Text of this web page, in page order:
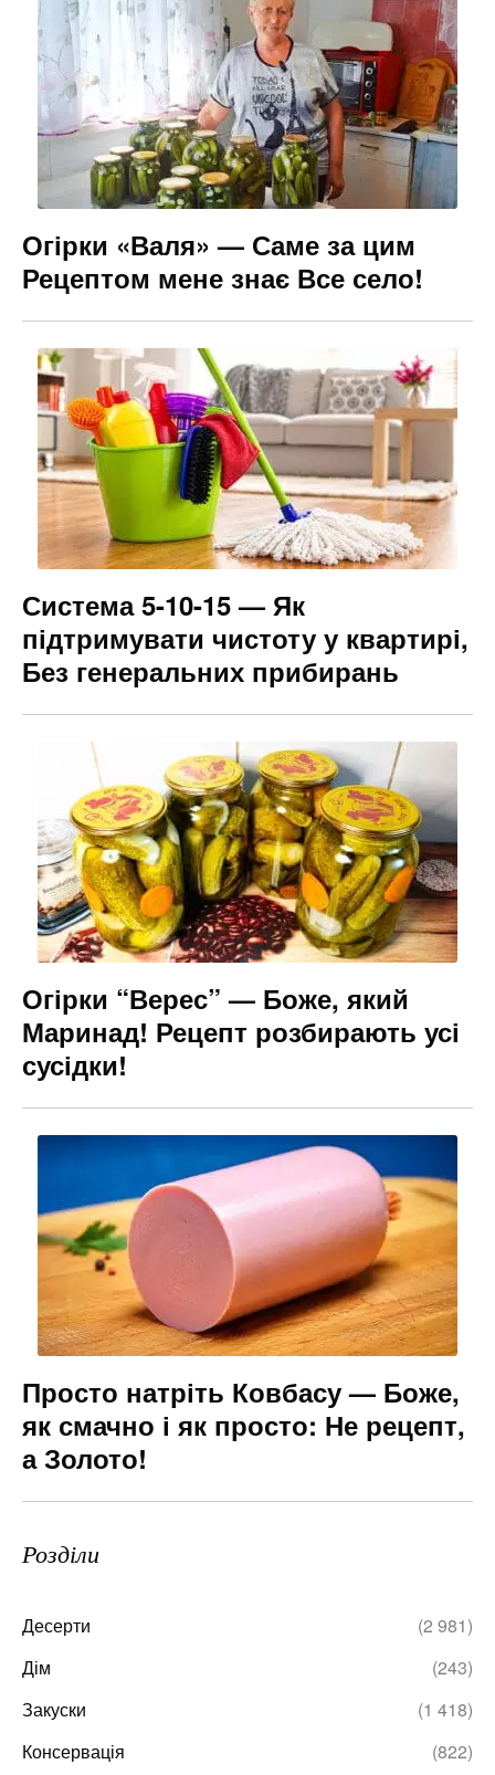
Огірки «Валя» — Саме за цим
Рецептом мене знає Все село!
Система 5-10-15 — Як
підтримувати чистоту у квартирі,
Без генеральних прибирань
Огірки “Верес” — Боже, який
Маринад! Рецепт розбирають усі
сусідки!
Просто натріть Ковбасу — Боже,
як смачно і як просто: Не рецепт,
а Золото!
Розділи
Десерти
(2 981)
Дім
(243)
Закуски
(1 418)
Консервація
(822)